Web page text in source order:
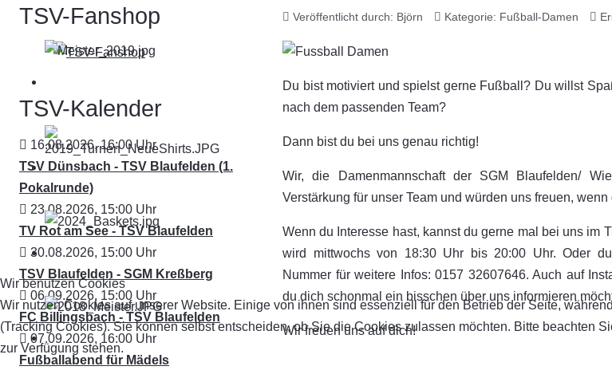
TSV-Fanshop
TSV-Kalender
16.08.2026,16:00Uhr
TSV Dünsbach - TSV Blaufelden (1.
Pokalrunde)
23.08.2026, 15:00 Uhr
TV Rot am See - TSV Blaufelden
30.08.2026, 15:00 Uhr
TSV Blaufelden - SGM Kreßberg
06.09.2026, 15:00 Uhr
FC Billingsbach - TSV Blaufelden
07.09.2026, 16:00 Uhr
Fußballabend für Mädels
Veröffentlicht durch: Björn Kategorie: Fußball-Damen
Du bist motiviert und spielst gerne Fußball? Du willst
nach dem passenden Team?
Dann bist du bei uns genau richtig!
Wir, die Damenmannschaft der SGM Blaufelden/
Verstärkung für unser Team und würden uns freuen,
Wenn du Interesse hast, kannst du gerne mal bei uns im
wird mittwochs von 18:30 Uhr bis 20:00 Uhr. Oder
Nummer für weitere Infos: 0157 32607646. Auch auf
du dich schonmal ein bisschen über uns informieren
Wir freuen uns auf dich!
Wir benutzen Cookies
Wir nutzen Cookies auf unserer Website. Einige von ihnen sind essenziell für den Betrieb der Seite,
(Tracking Cookies). Sie können selbst entscheiden, ob Sie die Cookies zulassen möchten. Bitte beachten
zur Verfügung stehen.